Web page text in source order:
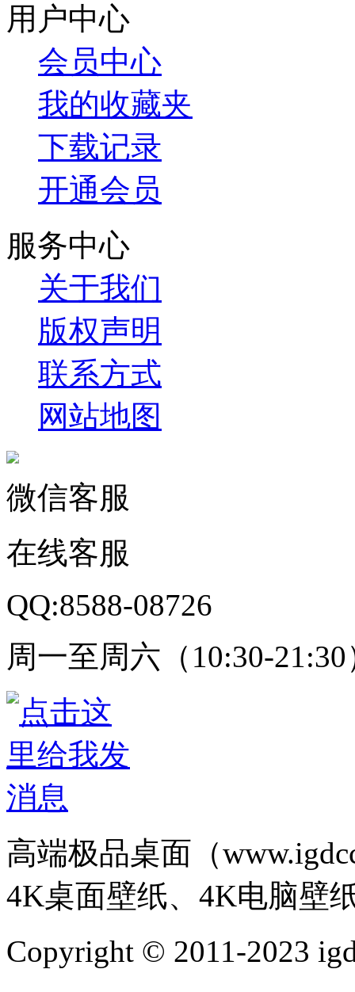
用户中心
会员中心
我的收藏夹
下载记录
开通会员
服务中心
关于我们
版权声明
联系方式
网站地图
微信客服
在线客服
QQ:8588-08726
周一至周六（10:30-21:30
高端极品桌面（
4K桌面壁纸、4K电脑壁
Copyright © 2011-2023